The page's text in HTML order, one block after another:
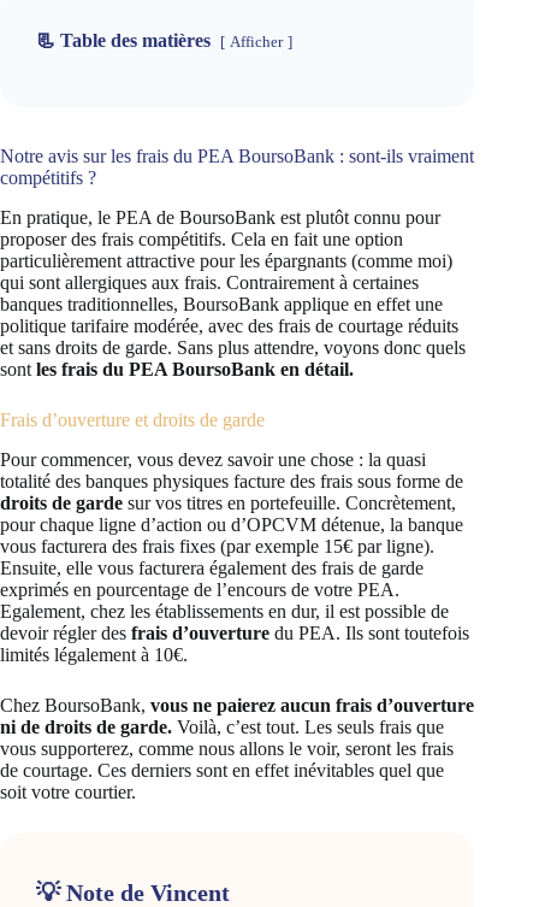
📃 Table des matières Afficher
Notre avis sur les frais du PEA BoursoBank : sont-ils vraiment
compétitifs ?
En pratique, le PEA de BoursoBank est plutôt connu pour
proposer des frais compétitifs. Cela en fait une option
particulièrement attractive pour les épargnants (comme moi)
qui sont allergiques aux frais. Contrairement à certaines
banques traditionnelles, BoursoBank applique en effet une
politique tarifaire modérée, avec des frais de courtage réduits
et sans droits de garde. Sans plus attendre, voyons donc quels
sont les frais du PEA BoursoBank en détail.
Frais d’ouverture et droits de garde
Pour commencer, vous devez savoir une chose : la quasi
totalité des banques physiques facture des frais sous forme de
droits de garde sur vos titres en portefeuille. Concrètement,
pour chaque ligne d’action ou d’OPCVM détenue, la banque
vous facturera des frais fixes (par exemple 15€ par ligne).
Ensuite, elle vous facturera également des frais de garde
exprimés en pourcentage de l’encours de votre PEA.
Egalement, chez les établissements en dur, il est possible de
devoir régler des frais d’ouverture du PEA. Ils sont toutefois
limités légalement à 10€.
Chez BoursoBank, vous ne paierez aucun frais d’ouverture
ni de droits de garde. Voilà, c’est tout. Les seuls frais que
vous supporterez, comme nous allons le voir, seront les frais
de courtage. Ces derniers sont en effet inévitables quel que
soit votre courtier.
💡 Note de Vincent